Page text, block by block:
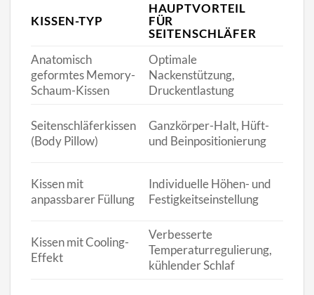
KISSEN-TYP
HAUPTVORTEIL
FÜR
SEITENSCHLÄFER
Anatomisch
geformtes Memory-
Schaum-Kissen
Optimale
Nackenstützung,
Druckentlastung
Seitenschläferkissen
(Body Pillow)
Ganzkörper-Halt, Hüft-
und Beinpositionierung
Kissen mit
anpassbarer Füllung
Individuelle Höhen- und
Festigkeitseinstellung
Kissen mit Cooling-
Effekt
Verbesserte
Temperaturregulierung,
kühlender Schlaf